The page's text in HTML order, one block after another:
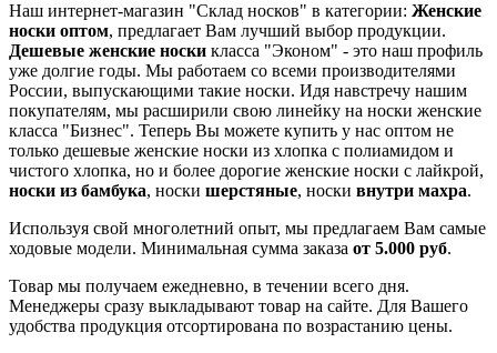
Наш интернет-магазин "Склад носков" в категории: Женские
носки оптом, предлагает Вам лучший выбор продукции.
Дешевые женские носки класса "Эконом" - это наш профиль
уже долгие годы. Мы работаем со всеми производителями
России, выпускающими такие носки. Идя навстречу нашим
покупателям, мы расширили свою линейку на носки женские
класса "Бизнес". Теперь Вы можете купить у нас оптом не
только дешевые женские носки из хлопка с полиамидом и
чистого хлопка, но и более дорогие женские носки с лайкрой,
носки из бамбука, носки шерстяные, носки внутри махра.
Используя свой многолетний опыт, мы предлагаем Вам самые
ходовые модели. Минимальная сумма заказа от 5.000 руб.
Товар мы получаем ежедневно, в течении всего дня.
Менеджеры сразу выкладывают товар на сайте. Для Вашего
удобства продукция отсортирована по возрастанию цены.